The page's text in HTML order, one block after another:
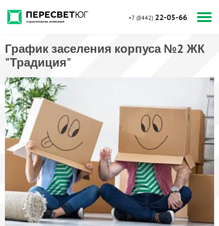
+7 (8442) 22-05-66
График заселения корпуса №2 ЖК
"Традиция"